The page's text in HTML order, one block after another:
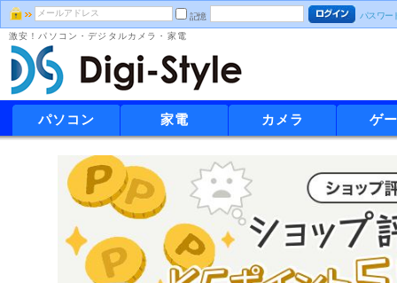
記憶 パスワー
激安！パソコン・デジタルカメラ・家電
パソコン 家電 カメラ ゲ